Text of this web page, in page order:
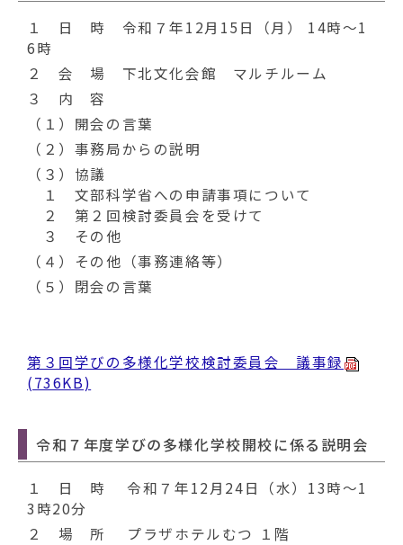
１ 日 時 令和７年12月15日（月） 14時～1
6時
２ 会 場 下北文化会館 マルチルーム
３ 内 容
（１）開会の言葉
（２）事務局からの説明
（３）協議
１ 文部科学省への申請事項について
２ 第２回検討委員会を受けて
３ その他
（４）その他（事務連絡等）
（５）閉会の言葉
第３回学びの多様化学校検討委員会 議事録
(736KB)
令和７年度学びの多様化学校開校に係る説明会
１ 日 時 令和７年12月24日（水）13時～1
3時20分
２ 場 所 プラザホテルむつ １階